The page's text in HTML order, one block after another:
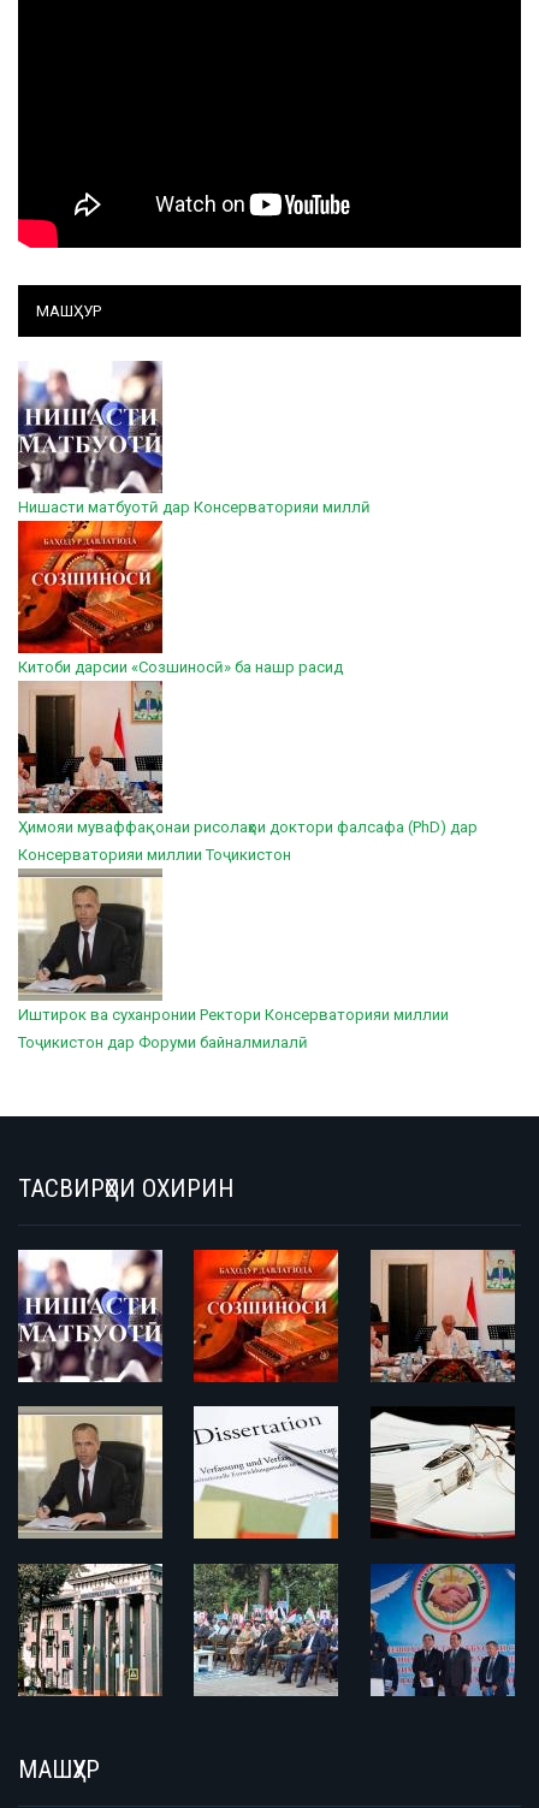
МАШҲУР
Нишасти матбуотӣ дар Консерваторияи миллӣ
Китоби дарсии «Созшиносӣ» ба нашр расид
Ҳимояи муваффақонаи рисолаҳои доктори фалсафа (PhD) дар
Консерваторияи миллии Тоҷикистон
Иштирок ва суханронии Ректори Консерваторияи миллии
Тоҷикистон дар Форуми байналмилалӣ
ТАСВИРҲОИ ОХИРИН
МАШҲУР